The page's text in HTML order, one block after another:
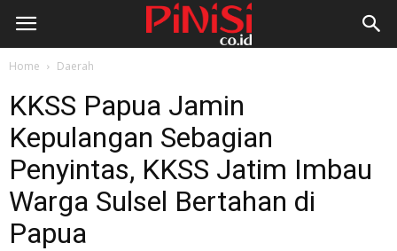
Home Daerah
KKSS Papua Jamin
Kepulangan Sebagian
Penyintas, KKSS Jatim Imbau
Warga Sulsel Bertahan di
Papua